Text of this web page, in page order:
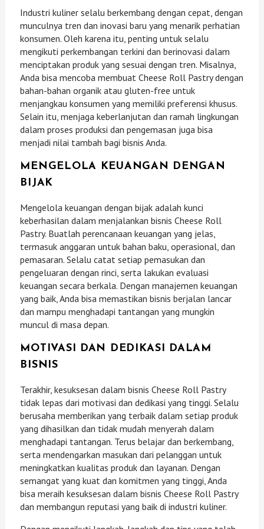
Industri kuliner selalu berkembang dengan cepat, dengan
munculnya tren dan inovasi baru yang menarik perhatian
konsumen. Oleh karena itu, penting untuk selalu
mengikuti perkembangan terkini dan berinovasi dalam
menciptakan produk yang sesuai dengan tren. Misalnya,
Anda bisa mencoba membuat Cheese Roll Pastry dengan
bahan-bahan organik atau gluten-free untuk
menjangkau konsumen yang memiliki preferensi khusus.
Selain itu, menjaga keberlanjutan dan ramah lingkungan
dalam proses produksi dan pengemasan juga bisa
menjadi nilai tambah bagi bisnis Anda.
MENGELOLA KEUANGAN DENGAN
BIJAK
Mengelola keuangan dengan bijak adalah kunci
keberhasilan dalam menjalankan bisnis Cheese Roll
Pastry. Buatlah perencanaan keuangan yang jelas,
termasuk anggaran untuk bahan baku, operasional, dan
pemasaran. Selalu catat setiap pemasukan dan
pengeluaran dengan rinci, serta lakukan evaluasi
keuangan secara berkala. Dengan manajemen keuangan
yang baik, Anda bisa memastikan bisnis berjalan lancar
dan mampu menghadapi tantangan yang mungkin
muncul di masa depan.
MOTIVASI DAN DEDIKASI DALAM
BISNIS
Terakhir, kesuksesan dalam bisnis Cheese Roll Pastry
tidak lepas dari motivasi dan dedikasi yang tinggi. Selalu
berusaha memberikan yang terbaik dalam setiap produk
yang dihasilkan dan tidak mudah menyerah dalam
menghadapi tantangan. Terus belajar dan berkembang,
serta mendengarkan masukan dari pelanggan untuk
meningkatkan kualitas produk dan layanan. Dengan
semangat yang kuat dan komitmen yang tinggi, Anda
bisa meraih kesuksesan dalam bisnis Cheese Roll Pastry
dan membangun reputasi yang baik di industri kuliner.